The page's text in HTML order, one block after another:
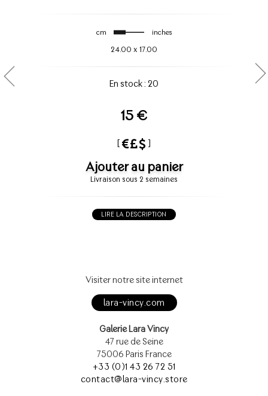
cm inches
24.00 x 17.00
En stock : 20
15 €
[ ]
Ajouter au panier
Livraison sous 2 semaines
LIRE LA DESCRIPTION
Visiter notre site internet
lara-vincy.com
Galerie Lara Vincy
47 rue de Seine
75006 Paris France
+33 (0)1 43 26 72 51
contact@lara-vincy.store